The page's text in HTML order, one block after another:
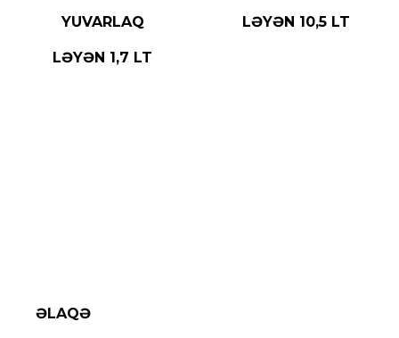
YUVARLAQ
LƏYƏN 1,7 LT
LƏYƏN 10,5 LT
ƏLAQƏ